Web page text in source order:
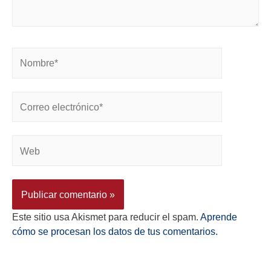
Este sitio usa Akismet para reducir el spam. Aprende
cómo se procesan los datos de tus comentarios.